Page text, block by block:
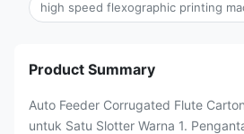
high speed flexographic printing
Product Summary
Auto Feeder Corrugated Flute
untuk Satu Slotter Warna 1.